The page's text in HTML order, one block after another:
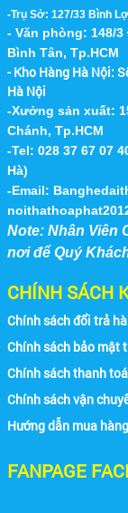
Căn
-Trụ Sở: 127/33 Bình
- Văn phòng: 148/
Bình Tân, Tp.HCM
- Kho Hàng Hà Nội:
Hà Nội
-Xưởng sản xuất:
Chánh, Tp.HCM
-Tel: 028 37 67 07
Hà)
-Email:
Note: Nhân Viên
nơi để Quý
CHÍNH SÁCH
Chính sách đổi trả
Chính sách bảo mật
Chính sách thanh
Chính sách vận
Hướng dẫn mua hàng
FANPAGE